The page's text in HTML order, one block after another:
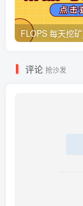
FLOPS 每天挖
评论 抢沙发